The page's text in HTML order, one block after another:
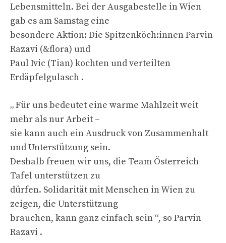
Lebensmitteln. Bei der Ausgabestelle in Wien
gab es am Samstag eine
besondere Aktion: Die Spitzenköch:innen Parvin
Razavi (&flora) und
Paul Ivic (Tian) kochten und verteilten
Erdäpfelgulasch .
„ Für uns bedeutet eine warme Mahlzeit weit
mehr als nur Arbeit –
sie kann auch ein Ausdruck von Zusammenhalt
und Unterstützung sein.
Deshalb freuen wir uns, die Team Österreich
Tafel unterstützen zu
dürfen. Solidarität mit Menschen in Wien zu
zeigen, die Unterstützung
brauchen, kann ganz einfach sein “, so Parvin
Razavi .